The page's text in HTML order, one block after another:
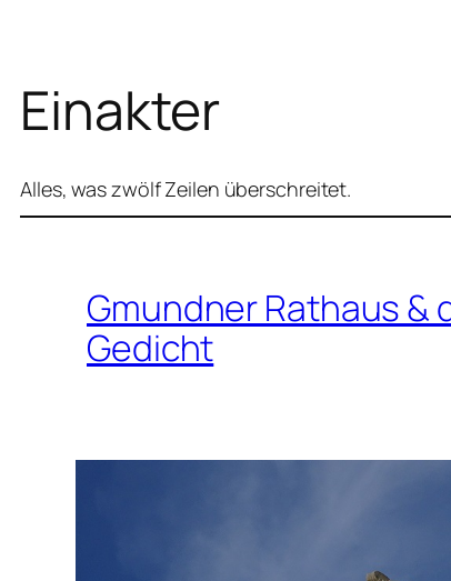
Einakter
Alles, was zwölf Zeilen überschreitet.
Gmundner Rathaus
Gedicht